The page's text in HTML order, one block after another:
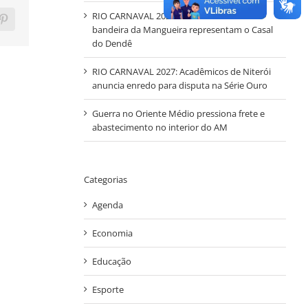
Pinterest
RIO CARNAVAL 2027 – Mestre-sala e Porta-
bandeira da Mangueira representam o Casal
do Dendê
RIO CARNAVAL 2027: Acadêmicos de Niterói
anuncia enredo para disputa na Série Ouro
Guerra no Oriente Médio pressiona frete e
abastecimento no interior do AM
Categorias
Agenda
Economia
Educação
Esporte